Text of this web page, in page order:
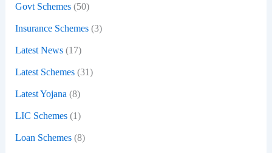
Govt Schemes(50)
Insurance Schemes(3)
Latest News(17)
Latest Schemes(31)
Latest Yojana (8)
LIC Schemes(1)
Loan Schemes(8)